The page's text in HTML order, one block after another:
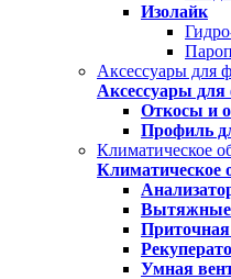
Изолайк
Аксессуары для
Аксессуары для
Откосы и
Профиль
Климатическое
Климатическое
Вытяжные
Умная